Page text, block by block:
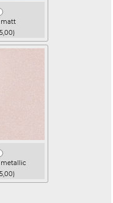
matt
metallic